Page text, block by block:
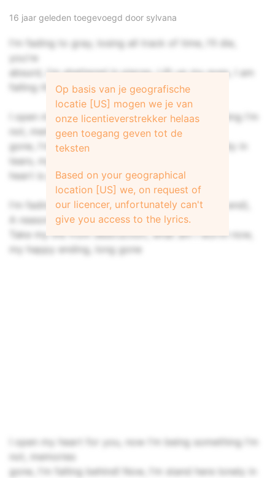
16 jaar geleden toegevoegd door sylvana
I'm fading to gray, losing all track of time, I'll die,
you're
absurd, I'm shattered in pieces, Lift up my eyes, I am
falling this time
I open my heart for you, now I'm being something I'm
not, memories
gone, I'm falling behind! Now, I'm standing lonely in
tears, my
heart is gone, I'm falling behind!
I'm fading away, I lose in the end, (I lose in the end),
A reason to be, Find me a miracle
Take my life from destruction, what am I worth now,
my happy ending, long gone
I open my heart for you, now I'm being something I'm
not, memories
gone, I'm falling behind! Now, I'm stand here lonely in
Op basis van je geografische
locatie [US] mogen we je van
onze licentieverstrekker helaas
geen toegang geven tot de
teksten
Based on your geographical
location [US] we, on request of
our licencer, unfortunately can't
give you access to the lyrics.